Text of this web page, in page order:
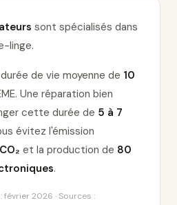
sont spécialisés dans
linge.
de vie moyenne de 10
Une réparation bien
cette durée de 5 à 7
évitez l'émission
et la production de 80
.
2026 · Sources :